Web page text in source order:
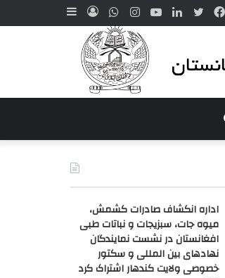
SidebarLog
In
WhatsApp
InstagramYouTubeLinkedInTwitter
Facebook
جستجو
اداره انکشاف صادرات کشمش،
میوه جات، سبزیجات و نباتات طبی
افغانستان در نشست نمایندگان
نهادهای بین المللی و سکتور
خصوصی ولایت کندهار اشتراک کرد